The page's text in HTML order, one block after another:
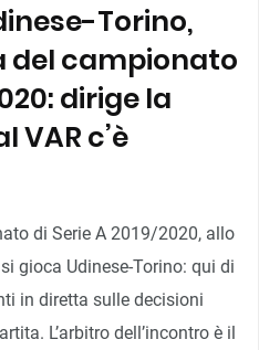
Torino,
campionato
dirige la
VAR c’è
di Serie A 2019/2020, allo
gioca Udinese-Torino: qui di
in diretta sulle decisioni
L’arbitro dell’incontro è il